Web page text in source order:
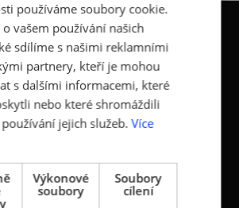
a
a
Sokolovská 100/94
T:+420 236 080 454
M:
+420 733 722 512
používáme soubory cookie.
vašem používání našich
sdílíme s našimi reklamními
partnery, kteří je mohou
s dalšími informacemi, které
nebo které shromáždili
jejich služeb. Více
Výkonové
soubory
Soubory
cílení